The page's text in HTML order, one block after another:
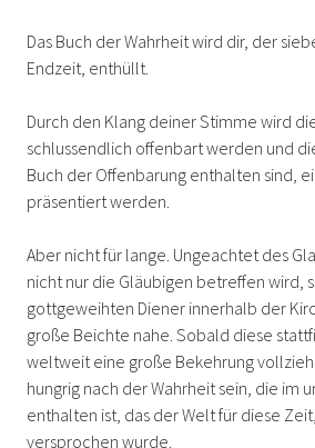
Das Buch der Wahrheit wird dir, der
Endzeit, enthüllt.
Durch den Klang deiner Stimme wird
schlussendlich offenbart werden und
Buch der Offenbarung enthalten sind,
präsentiert werden.
Aber nicht für lange. Ungeachtet des
nicht nur die Gläubigen betreffen wird,
gottgeweihten Diener innerhalb der
große Beichte nahe. Sobald diese
weltweit eine große Bekehrung
hungrig nach der Wahrheit sein, die im
enthalten ist, das der Welt für diese
versprochen wurde.